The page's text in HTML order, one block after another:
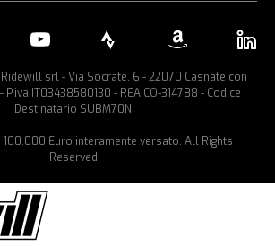
srl - Via Socrate, 6 - 22070 Casnate con
P.iva IT03438580130 - REA CO-314788 - Codice
Destinatario SUBM70N.
100.000 Euro interamente versato. All Rights
Reserved.